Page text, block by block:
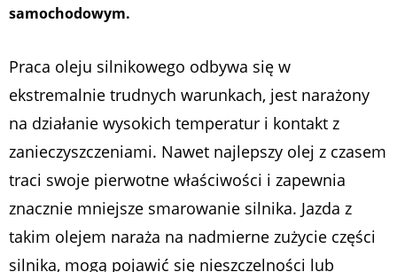
samochodowym.
Praca oleju silnikowego odbywa się w
ekstremalnie trudnych warunkach, jest narażony
na działanie wysokich temperatur i kontakt z
zanieczyszczeniami. Nawet najlepszy olej z czasem
traci swoje pierwotne właściwości i zapewnia
znacznie mniejsze smarowanie silnika. Jazda z
takim olejem naraża na nadmierne zużycie części
silnika, mogą pojawić się nieszczelności lub